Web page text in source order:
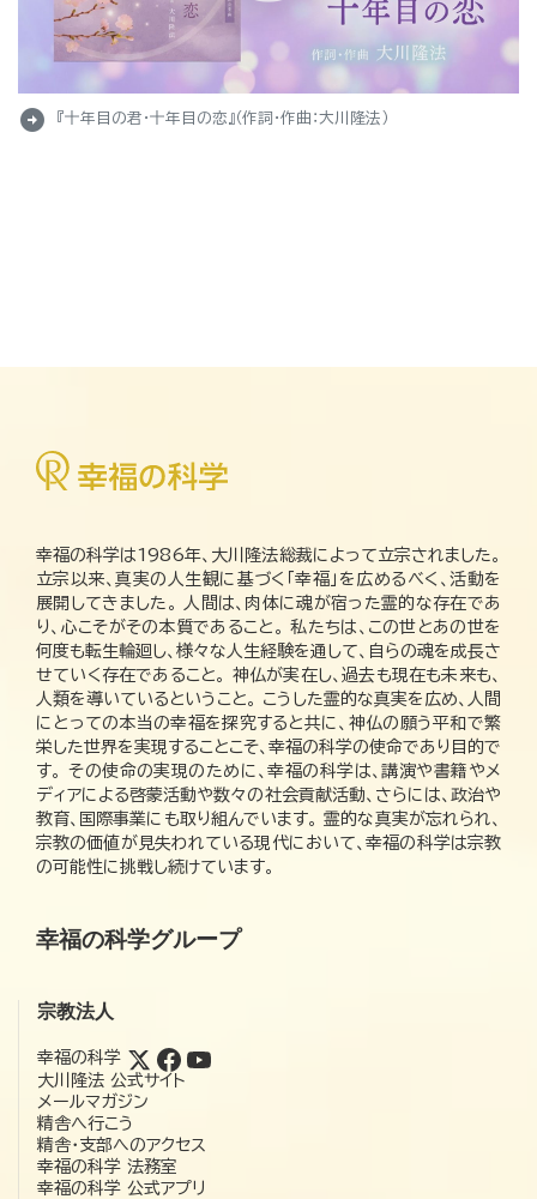
arrow_circle_right 『十年目の君・十年目の恋』（作詞・作曲：大川隆法）
幸福の科学は1986年、大川隆法総裁によって立宗されました。
立宗以来、真実の人生観に基づく「幸福」を広めるべく、活動を
展開してきました。 人間は、肉体に魂が宿った霊的な存在であ
り、心こそがその本質であること。 私たちは、この世とあの世を
何度も転生輪廻し、様々な人生経験を通して、自らの魂を成長さ
せていく存在であること。 神仏が実在し、過去も現在も未来も、
人類を導いているということ。 こうした霊的な真実を広め、人間
にとっての本当の幸福を探究すると共に、神仏の願う平和で繁
栄した世界を実現することこそ、幸福の科学の使命であり目的で
す。 その使命の実現のために、幸福の科学は、講演や書籍やメ
ディアによる啓蒙活動や数々の社会貢献活動、さらには、政治や
教育、国際事業にも取り組んでいます。 霊的な真実が忘れられ、
宗教の価値が見失われている現代において、幸福の科学は宗教
の可能性に挑戦し続けています。
幸福の科学グループ
宗教法人
幸福の科学
大川隆法 公式サイト
メールマガジン
精舎へ行こう
精舎・支部へのアクセス
幸福の科学 法務室
幸福の科学 公式アプリ